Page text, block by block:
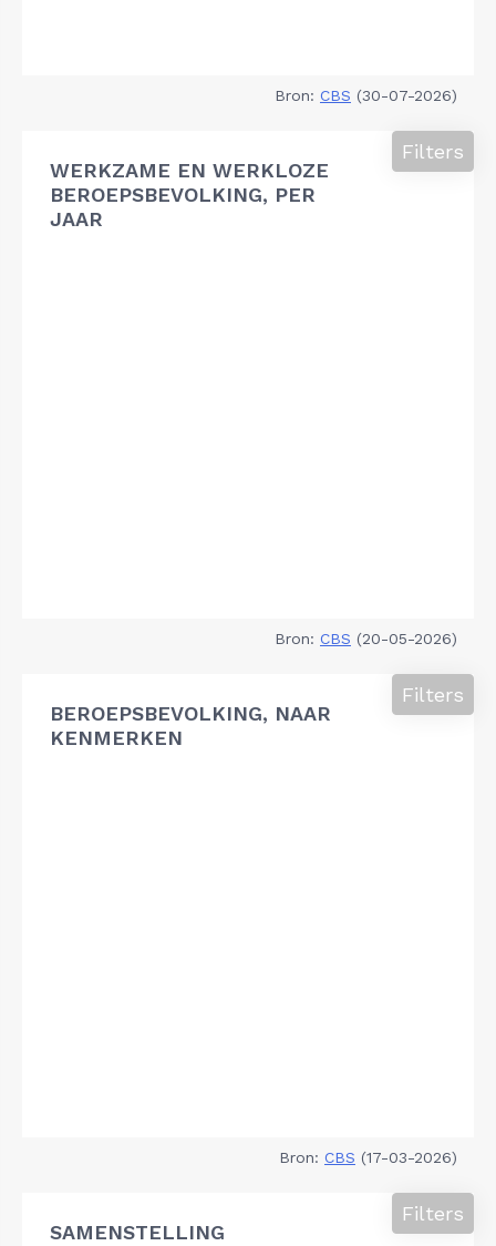
Bron: CBS (30-07-2026)
WERKZAME EN WERKLOZE
BEROEPSBEVOLKING, PER
JAAR
Filters
Bron: CBS (20-05-2026)
BEROEPSBEVOLKING, NAAR
KENMERKEN
Filters
Bron: CBS (17-03-2026)
SAMENSTELLING
Filters